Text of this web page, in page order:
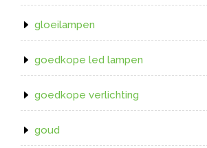
gloeilampen
goedkope led lampen
goedkope verlichting
goud